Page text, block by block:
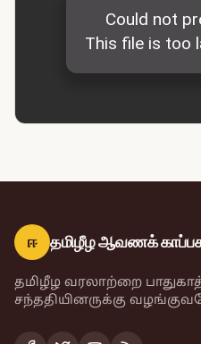
ஈ தமிழீழ ஆவணக்
தமிழீழ வரலாற்றை
சந்ததியினருக்கு